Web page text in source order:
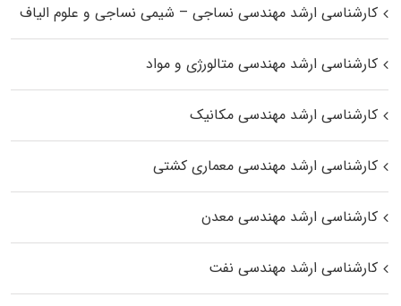
کارشناسی ارشد مهندسی نساجی – شیمی نساجی و علوم الیاف
کارشناسی ارشد مهندسی متالورژی و مواد
کارشناسی ارشد مهندسی مکانیک
کارشناسی ارشد مهندسی معماری کشتی
کارشناسی ارشد مهندسی معدن
کارشناسی ارشد مهندسی نفت